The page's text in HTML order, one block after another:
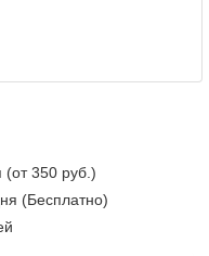
(от 350 руб.)
(Бесплатно)